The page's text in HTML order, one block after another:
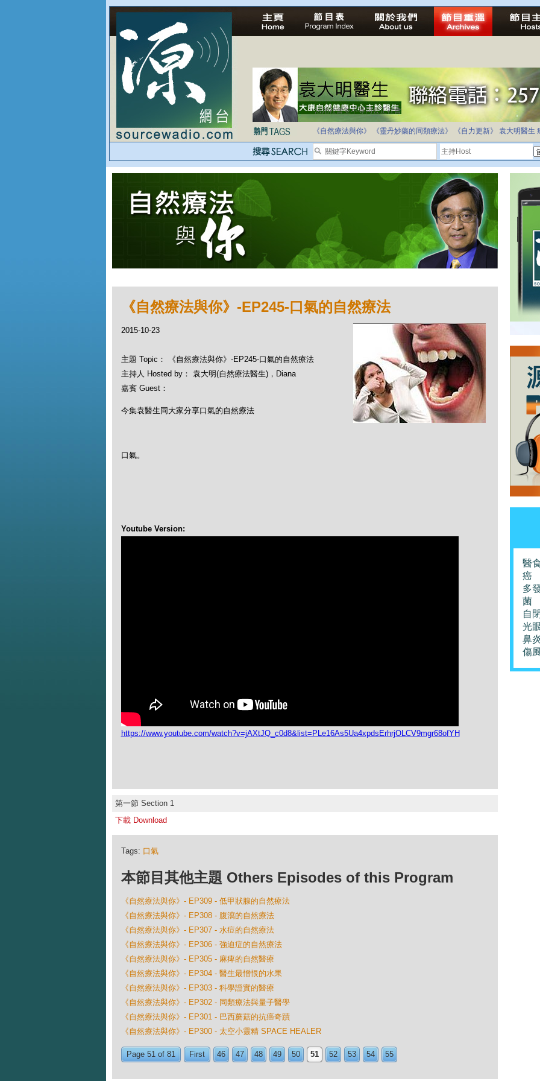
法治社會並不等同公正社會
自家教育合法化-推動多元化教育，全民學卷制
《自然療法與你》
《靈丹妙藥的同類療法》 《自力更新》 袁大明醫生
《自然療法與你》-EP245-口氣的自然療法
2015-10-23
主題 Topic： 《自然療法與你》-EP245-口氣的自然療法
主持人 Hosted by： 袁大明(自然療法醫生)，Diana
嘉賓 Guest：
今集袁醫生同大家分享口氣的自然療法
口氣。
Youtube Version:
https://www.youtube.com/watch?v=jAXtJQ_c0d8&list=PLe16As5Ua4xpdsErhrjOLCV9mgr68ofYH
第一節 Section 1
下載 Download
Tags: 口氣
本節目其他主題 Others Episodes of this Program
《自然療法與你》- EP309 - 低甲狀腺的自然療法
《自然療法與你》- EP308 - 腹瀉的自然療法
《自然療法與你》- EP307 - 水痘的自然療法
《自然療法與你》- EP306 - 強迫症的自然療法
《自然療法與你》- EP305 - 麻痺的自然醫療
《自然療法與你》- EP304 - 醫生最憎恨的水果
《自然療法與你》- EP303 - 科學證實的醫療
《自然療法與你》- EP302 - 同類療法與量子醫學
《自然療法與你》- EP301 - 巴西蘑菇的抗癌奇蹟
《自然療法與你》- EP300 - 太空小靈精 SPACE HEALER
Page 51 of 81 First 46 47 48 49 50 51 52 53 54 55
醫
癌
多
菌
自
光
鼻
傷